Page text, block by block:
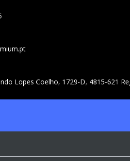
Lopes Coelho, 1729-D, 4815-621